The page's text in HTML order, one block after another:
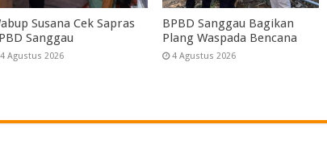
Susana Cek Sapras
Sanggau
4 Agustus 2026
BPBD Sanggau Bagikan
Plang Waspada Bencana
4 Agustus 2026